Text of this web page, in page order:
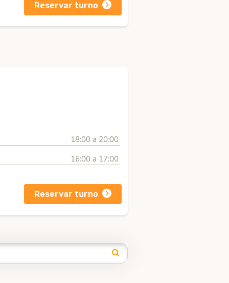
Reservar turno
18:00 a 20:00
16:00 a 17:00
Reservar turno